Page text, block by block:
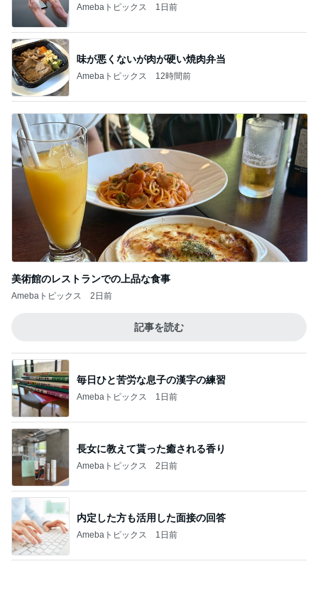
Amebaトピックス 1日前
味が悪くないが肉が硬い焼肉弁当
Amebaトピックス 12時間前
美術館のレストランでの上品な食事
Amebaトピックス 2日前
記事を読む
毎日ひと苦労な息子の漢字の練習
Amebaトピックス 1日前
長女に教えて貰った癒される香り
Amebaトピックス 2日前
内定した方も活用した面接の回答
Amebaトピックス 1日前